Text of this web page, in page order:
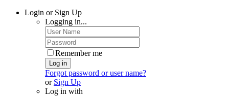
Login or Sign Up
Logging in...
Remember me
Log in
Forgot password or user name?
or Sign Up
Log in with